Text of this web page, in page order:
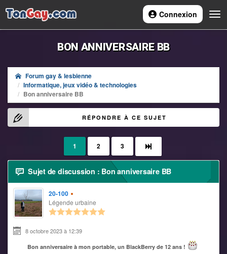
Connexion
BON ANNIVERSAIRE BB
Forum gay & lesbienne
Informatique, jeux vidéo & technologies
Bon anniversaire BB
RÉPONDRE À CE SUJET
1 2 3
Sujet de discussion : Bon anniversaire BB
20-100
Légende urbaine
8 octobre 2023 à 12:39
Bon anniversaire à mon portable, un BlackBerry de 12 ans !